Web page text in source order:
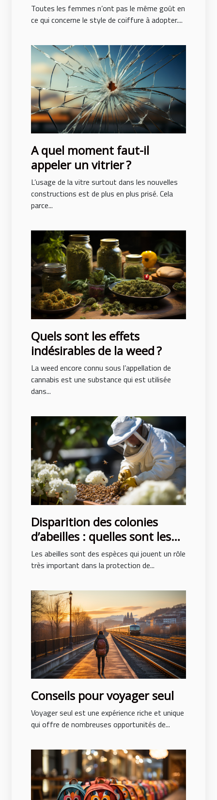
adopter pour ne pas subir de
traumatisme ?
Toutes les femmes n’ont pas le même goût en
ce qui concerne le style de coiffure à adopter....
A quel moment faut-il
appeler un vitrier ?
L’usage de la vitre surtout dans les nouvelles
constructions est de plus en plus prisé. Cela
parce...
Quels sont les effets
indésirables de la weed ?
La weed encore connu sous l’appellation de
cannabis est une substance qui est utilisée
dans...
Disparition des colonies
d’abeilles : quelles sont les
causes ?
Les abeilles sont des espèces qui jouent un rôle
très important dans la protection de...
Conseils pour voyager seul
Voyager seul est une expérience riche et unique
qui offre de nombreuses opportunités de...